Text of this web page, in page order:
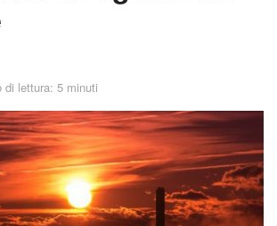
di lettura: 5 minuti